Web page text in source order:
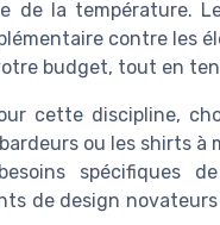
de la température.
contre les
budget, tout en
cette discipline,
ou les shirts
spécifiques
de design